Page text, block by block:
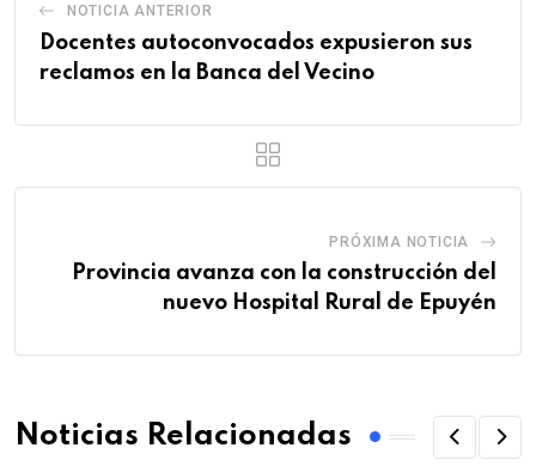
NOTICIA ANTERIOR
Docentes autoconvocados expusieron sus
reclamos en la Banca del Vecino
PRÓXIMA NOTICIA
Provincia avanza con la construcción del
nuevo Hospital Rural de Epuyén
Noticias Relacionadas